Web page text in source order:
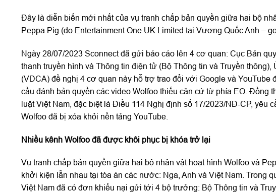
Đây là diễn biến mới nhất của vụ tranh chấp bản quyền giữa hai bộ
Peppa Pig (do Entertainment One UK Limited tại Vương Quốc Anh –
Ngày 28/07/2023 Sconnect đã gửi báo cáo lên 4 cơ quan: Cục Bản
thanh truyền hình và Thông tin điện tử (Bộ Thông tin và Truyền
(VDCA) đề nghị 4 cơ quan này hỗ trợ trao đổi với Google và
cầu đánh bản quyền các video Wolfoo thiếu căn cứ từ phía EO. Đồng
luật Việt Nam, đặc biệt là Điều 114 Nghị định số 17/2023/NĐ-CP, yêu
Wolfoo đã bị xóa khỏi nền tảng YouTube.
Nhiều kênh Wolfoo đã được khôi phục bị khóa trở lại
Vụ tranh chấp bản quyền giữa hai bộ nhân vật hoạt hình Wolfoo và
khởi kiện lẫn nhau tại tòa án các nước: Nga, Anh và Việt Nam. Trong
Việt Nam đã có đơn khiếu nại gửi tới 4 bộ trưởng: Bộ Thông tin và